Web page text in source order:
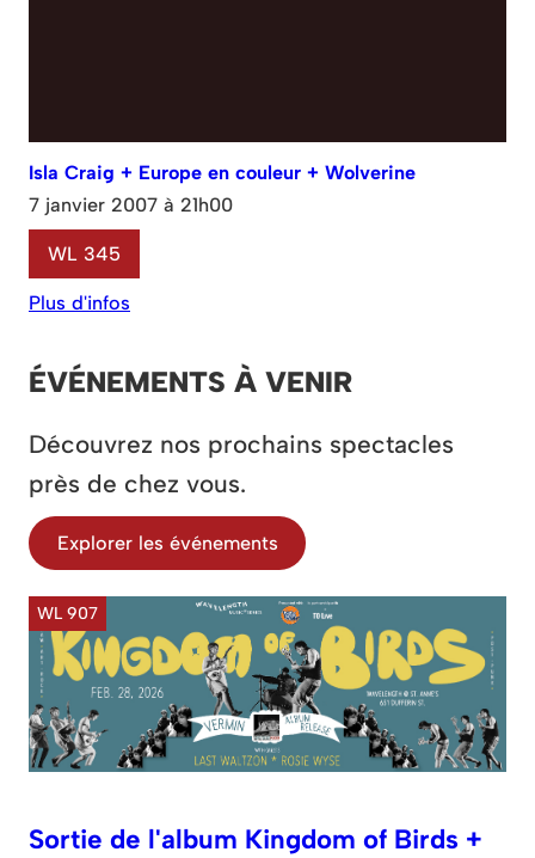
Isla Craig + Europe en couleur + Wolverine
7 janvier 2007 à 21h00
WL 345
Plus d'infos
ÉVÉNEMENTS À VENIR
Découvrez nos prochains spectacles
près de chez vous.
Explorer les événements
WL 907
Sortie de l'album Kingdom of Birds +